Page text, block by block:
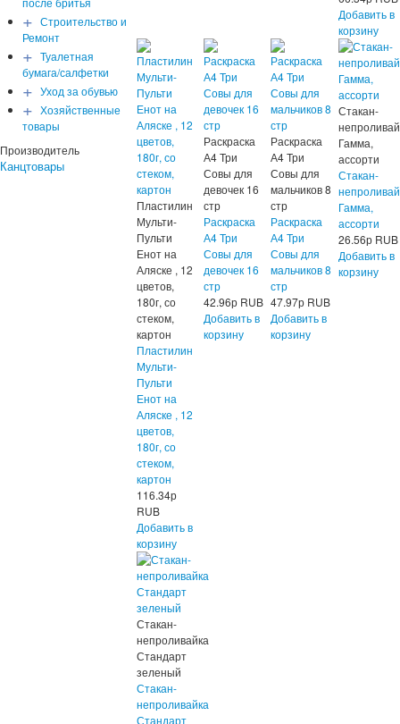
+ Строительство и
Ремонт
+ Туалетная
бумага/салфетки
+ Уход за обувью
+ Хозяйственные
товары
Производитель
Канцтовары
Добавить в
корзину
Пластилин
Мульти-
Пульти
Енот на
Аляске , 12
цветов,
180г, со
стеком,
картон
Пластилин
Мульти-
Пульти
Енот на
Аляске , 12
цветов,
180г, со
стеком,
картон
116.34р
RUB
Добавить в
корзину
Раскраска
А4 Три
Совы для
девочек 16
стр
Раскраска
А4 Три
Совы для
девочек 16
стр
42.96р RUB
Добавить в
корзину
Раскраска
А4 Три
Совы для
мальчиков 8
стр
Раскраска
А4 Три
Совы для
мальчиков 8
стр
47.97р RUB
Добавить в
корзину
Стакан-
Гамма,
ассорти
Стакан-
Гамма,
ассорти
26.56р RUB
Добавить в
корзину
Стакан-
непроливайка
Стандарт
зеленый
Стакан-
непроливайка
Стандарт